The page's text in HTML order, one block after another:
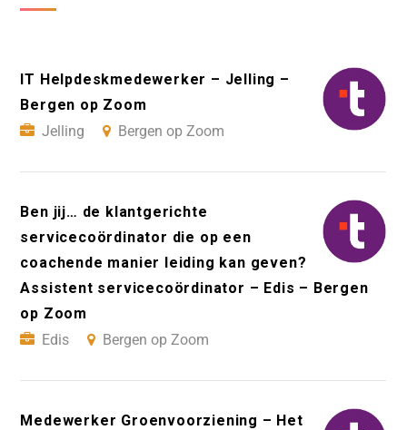
IT Helpdeskmedewerker – Jelling –
Bergen op Zoom
Jelling
Bergen op Zoom
Ben jij… de klantgerichte
servicecoördinator die op een
coachende manier leiding kan geven?
Assistent servicecoördinator – Edis – Bergen
op Zoom
Edis
Bergen op Zoom
Medewerker Groenvoorziening – Het